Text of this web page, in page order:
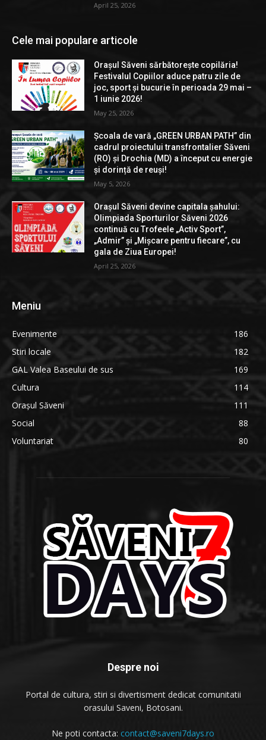
April 25, 2026
Cele mai populare articole
Orașul Săveni sărbătorește copilăria!
Festivalul Copiilor aduce patru zile de
joc, sport și bucurie în perioada 29 mai –
1 iunie 2026!
May 25, 2026
Școala de vară „GREEN URBAN PATH” din
cadrul proiectului transfrontalier Săveni
(RO) și Drochia (MD) a început cu energie
și dorință de reuși!
May 5, 2026
Orașul Săveni devine capitala șahului:
Olimpiada Sporturilor Săveni 2026
continuă cu Trofeele „Activ Sport”,
„Admir” și „Mișcare pentru fiecare”, cu
gala de Ziua Europei!
April 25, 2026
Meniu
Evenimente
186
Stiri locale
182
GAL Valea Baseului de sus
169
Cultura
114
Orașul Săveni
111
Social
88
Voluntariat
80
Despre noi
Portal de cultura, stiri si divertisment dedicat comunitatii
orasului Saveni, Botosani.
Ne poti contacta: contact@saveni7days.ro